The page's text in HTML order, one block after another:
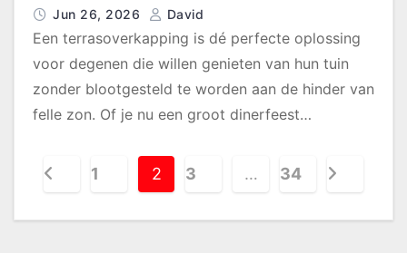
Jun 26, 2026 David
Een terrasoverkapping is dé perfecte oplossing
voor degenen die willen genieten van hun tuin
zonder blootgesteld te worden aan de hinder van
felle zon. Of je nu een groot dinerfeest…
B
1 2 3 … 34